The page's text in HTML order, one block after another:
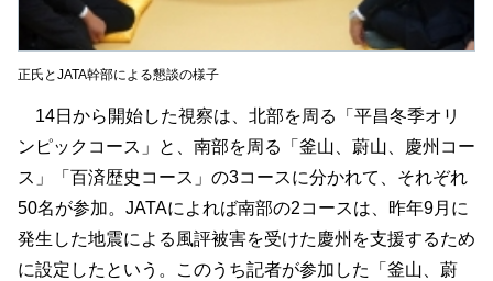
正氏とJATA幹部による懇談の様子
14日から開始した視察は、北部を周る「平昌冬季オリ
ンピックコース」と、南部を周る「釜山、蔚山、慶州コー
ス」「百済歴史コース」の3コースに分かれて、それぞれ
50名が参加。JATAによれば南部の2コースは、昨年9月に
発生した地震による風評被害を受けた慶州を支援するため
に設定したという。このうち記者が参加した「釜山、蔚